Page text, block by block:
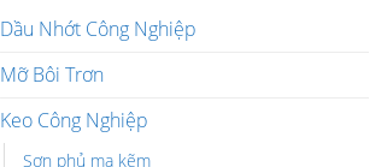
Dầu Nhớt Công Nghiệp
Mỡ Bôi Trơn
Keo Công Nghiệp
Sơn phủ mạ kẽm